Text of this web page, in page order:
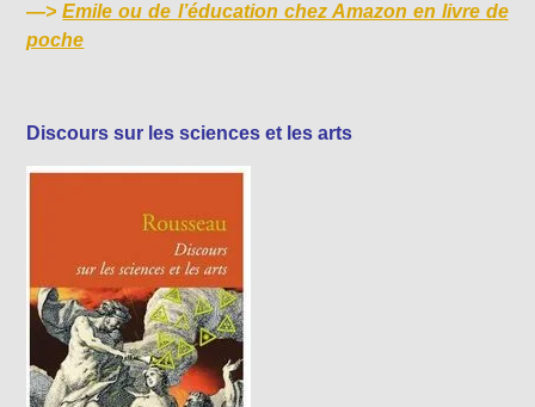
—>Emile ou de l’éducation chez Amazon en livre de
poche
Discours sur les sciences et les arts